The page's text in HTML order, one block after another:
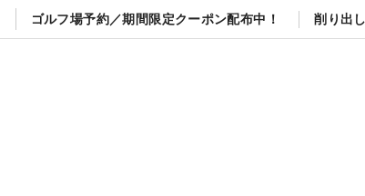
ゴルフ場予約／期間限定クーポン配布中！ 削り出